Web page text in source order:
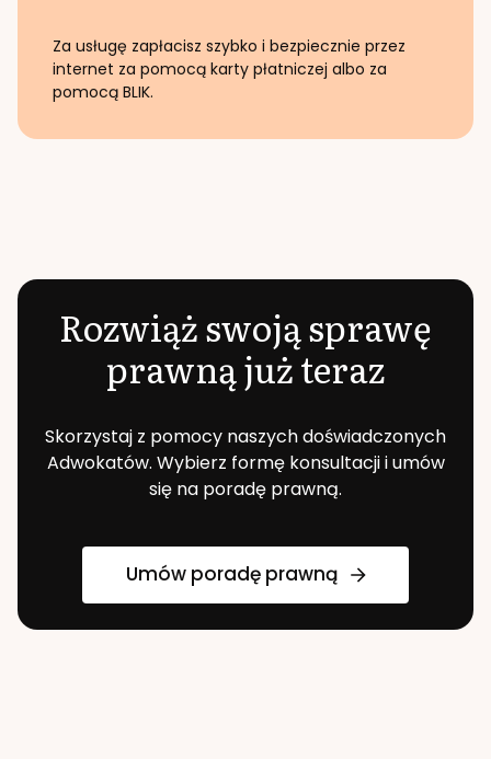
Za usługę zapłacisz szybko i bezpiecznie przez
internet za pomocą karty płatniczej albo za
pomocą BLIK.
Rozwiąż swoją sprawę
prawną już teraz
Skorzystaj z pomocy naszych doświadczonych
Adwokatów. Wybierz formę konsultacji i umów
się na poradę prawną.
Umów poradę prawną